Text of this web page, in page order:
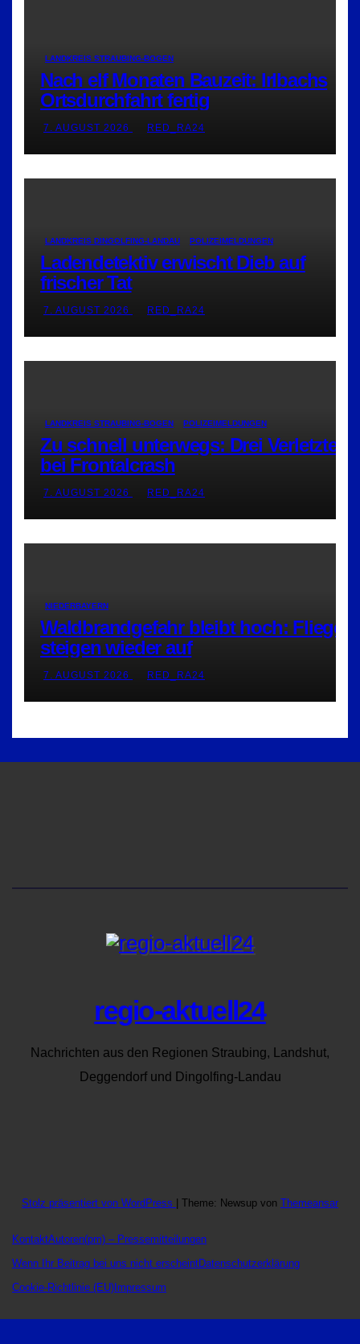
LANDKREIS STRAUBING-BOGEN
Nach elf Monaten Bauzeit: Irlbachs
Ortsdurchfahrt fertig
7. AUGUST 2026 RED_RA24
LANDKREIS DINGOLFING-LANDAU POLIZEIMELDUNGEN
Ladendetektiv erwischt Dieb auf
frischer Tat
7. AUGUST 2026 RED_RA24
LANDKREIS STRAUBING-BOGEN POLIZEIMELDUNGEN
Zu schnell unterwegs: Drei Verletzte
bei Frontalcrash
7. AUGUST 2026 RED_RA24
NIEDERBAYERN
Waldbrandgefahr bleibt hoch: Flieger
steigen wieder auf
7. AUGUST 2026 RED_RA24
regio-aktuell24
Nachrichten aus den Regionen Straubing, Landshut,
Deggendorf und Dingolfing-Landau
Stolz präsentiert von WordPress Theme: Newsup von Themeansar
KontaktAutoren(pm) – Pressemitteilungen
Wenn Ihr Beitrag bei uns nicht erscheintDatenschutzerklärung
Cookie-Richtlinie (EU) Impressum